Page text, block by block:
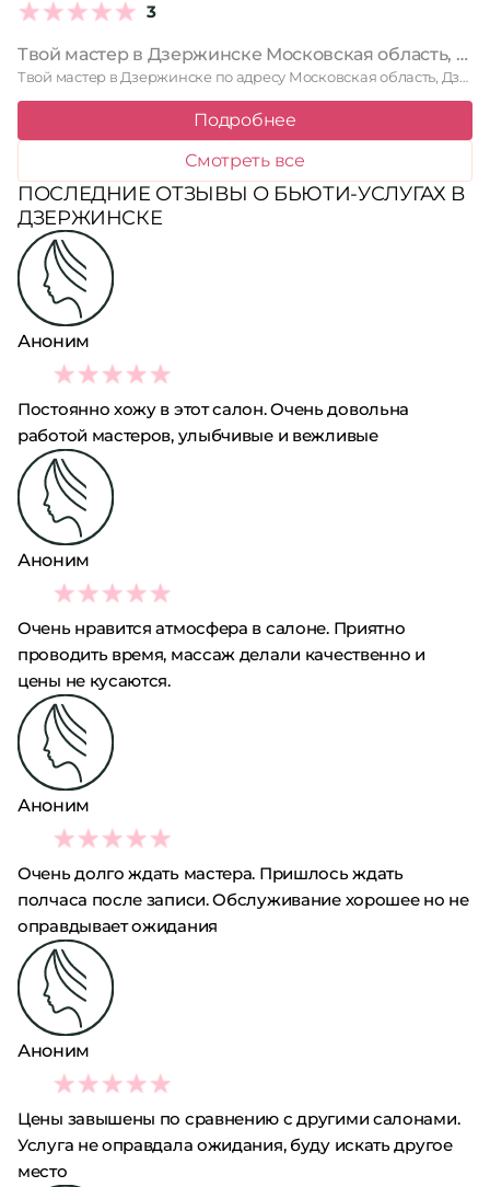
3
Твой мастер в Дзержинске Московская область, Дзержинский, Лесная улица, 4, 415 офис; 4 этаж
Твой мастер в Дзержинске по адресу Московская область, Дзержинский, Лесная …
Подробнее
Смотреть все
ПОСЛЕДНИЕ ОТЗЫВЫ О БЬЮТИ-УСЛУГАХ В
ДЗЕРЖИНСКЕ
Аноним
4
Постоянно хожу в этот салон. Очень довольна
работой мастеров, улыбчивые и вежливые
Аноним
4
Очень нравится атмосфера в салоне. Приятно
проводить время, массаж делали качественно и
цены не кусаются.
Аноним
2
Очень долго ждать мастера. Пришлось ждать
полчаса после записи. Обслуживание хорошее но не
оправдывает ожидания
Аноним
2
Цены завышены по сравнению с другими салонами.
Услуга не оправдала ожидания, буду искать другое
место